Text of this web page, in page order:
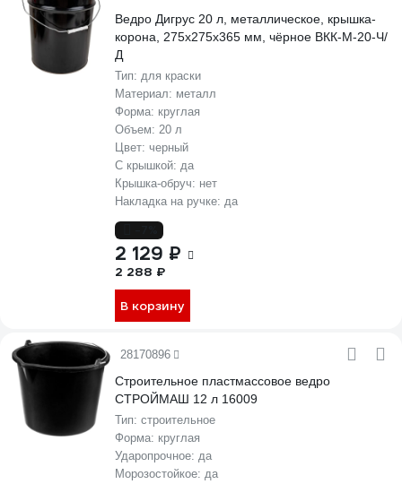
Ведро Дигрус 20 л, металлическое, крышка-
корона, 275x275x365 мм, чёрное ВКК-М-20-Ч/
Д
Тип: для краски
Материал: металл
Форма: круглая
Объем: 20 л
Цвет: черный
С крышкой: да
Крышка-обруч: нет
Накладка на ручке: да
2 129 ₽
2 288 ₽
В корзину
28170896
Строительное пластмассовое ведро
СТРОЙМАШ 12 л 16009
Тип: строительное
Форма: круглая
Ударопрочное: да
Морозостойкое: да